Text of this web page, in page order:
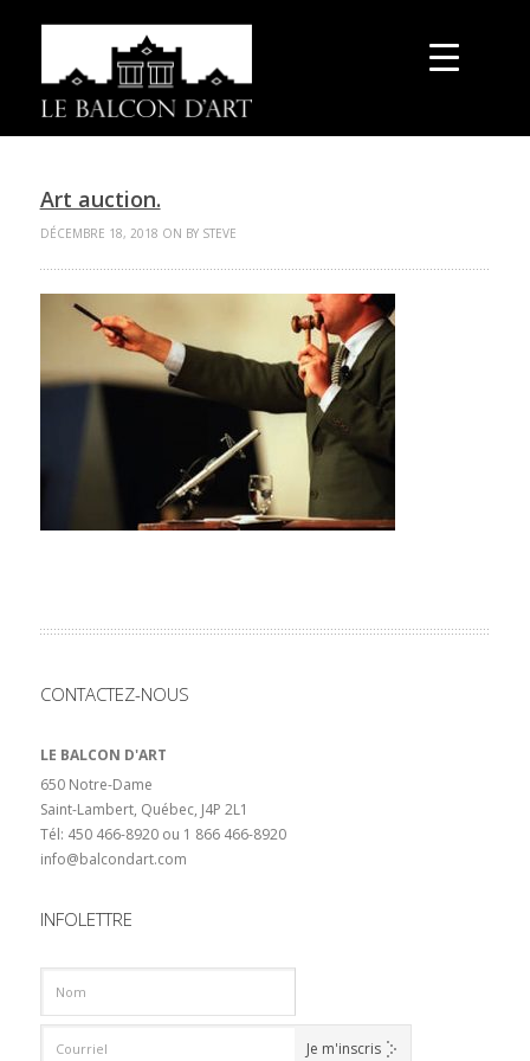
Art auction.
DÉCEMBRE 18, 2018 ON BY STEVE
CONTACTEZ-NOUS
LE BALCON D'ART
650 Notre-Dame
Saint-Lambert, Québec, J4P 2L1
Tél: 450 466-8920 ou 1 866 466-8920
info@balcondart.com
INFOLETTRE